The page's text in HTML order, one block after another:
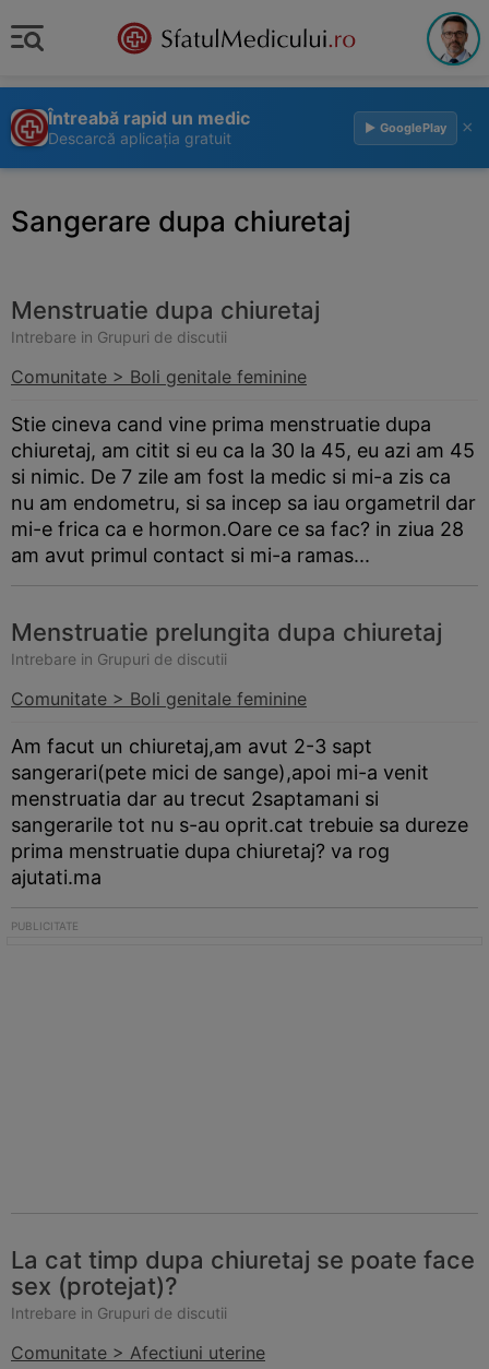
Întreabă rapid un medic
Descarcă aplicația gratuit
▶ GooglePlay ×
Sangerare dupa chiuretaj
Menstruatie dupa chiuretaj
Intrebare in Grupuri de discutii
Comunitate > Boli genitale feminine
Stie cineva cand vine prima menstruatie dupa
chiuretaj, am citit si eu ca la 30 la 45, eu azi am 45
si nimic. De 7 zile am fost la medic si mi-a zis ca
nu am endometru, si sa incep sa iau orgametril dar
mi-e frica ca e hormon.Oare ce sa fac? in ziua 28
am avut primul contact si mi-a ramas...
Menstruatie prelungita dupa chiuretaj
Intrebare in Grupuri de discutii
Comunitate > Boli genitale feminine
Am facut un chiuretaj,am avut 2-3 sapt
sangerari(pete mici de sange),apoi mi-a venit
menstruatia dar au trecut 2saptamani si
sangerarile tot nu s-au oprit.cat trebuie sa dureze
prima menstruatie dupa chiuretaj? va rog
ajutati.ma
La cat timp dupa chiuretaj se poate face
sex (protejat)?
Intrebare in Grupuri de discutii
Comunitate > Afectiuni uterine